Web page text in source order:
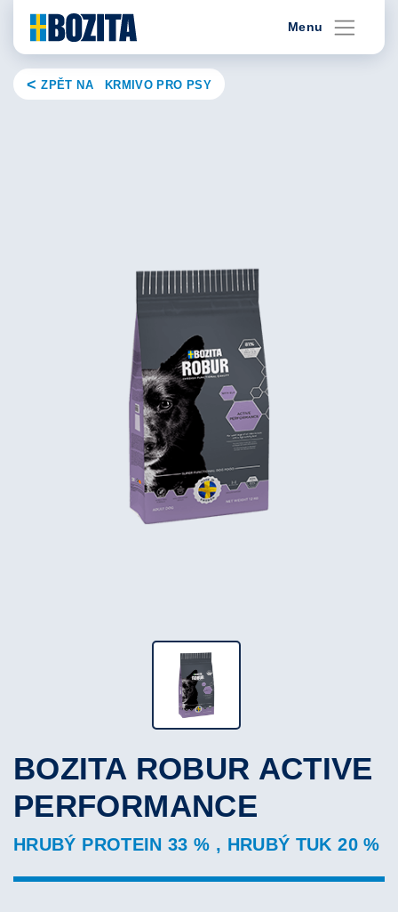
content
Menu
ZPĚT NA KRMIVO PRO PSY
BOZITA ROBUR ACTIVE
PERFORMANCE
HRUBÝ PROTEIN 33 % , HRUBÝ TUK 20 %